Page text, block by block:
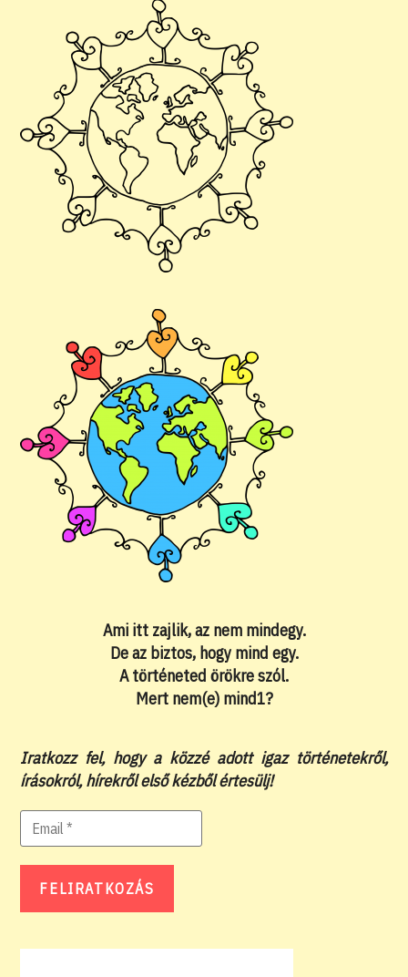
Ami itt zajlik, az nem mindegy.
De az biztos, hogy mind egy.
A történeted örökre szól.
Mert nem(e) mind1?
Iratkozz fel, hogy a közzé adott igaz történetekről,
írásokról, hírekről első kézből értesülj!